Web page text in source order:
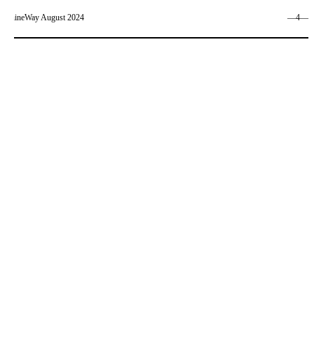
ShineWay August 2024 ―4―